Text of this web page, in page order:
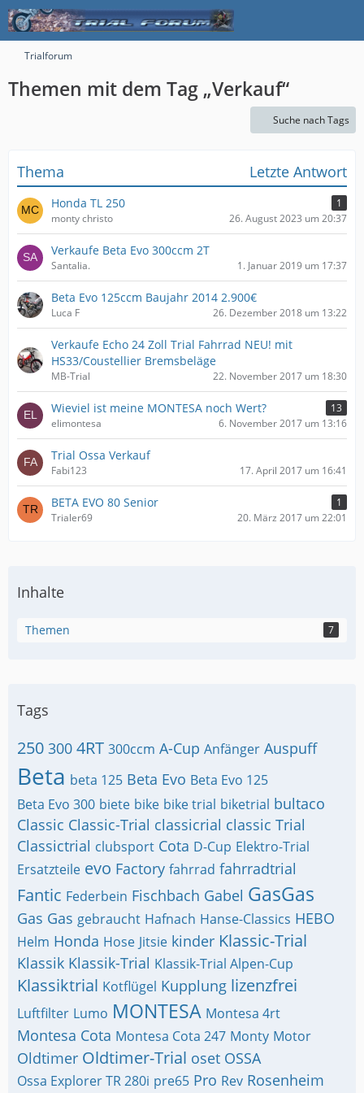
Trialforum
Themen mit dem Tag „Verkauf“
Suche nach Tags
Thema Letzte Antwort
Honda TL 250
1
monty christo
26. August 2023 um 20:37
Verkaufe Beta Evo 300ccm 2T
Santalia. 1. Januar 2019 um 17:37
Beta Evo 125ccm Baujahr 2014 2.900€
Luca F 26. Dezember 2018 um 13:22
Verkaufe Echo 24 Zoll Trial Fahrrad NEU! mit
HS33/Coustellier Bremsbeläge
MB-Trial 22. November 2017 um 18:30
Wieviel ist meine MONTESA noch Wert?
13
elimontesa
6. November 2017 um 13:16
Trial Ossa Verkauf
Fabi123 17. April 2017 um 16:41
BETA EVO 80 Senior
1
Trialer69
20. März 2017 um 22:01
Inhalte
Themen 7
Tags
250 300 4RT 300ccm A-Cup Anfänger Auspuff
Beta beta 125 Beta Evo Beta Evo 125
Beta Evo 300 biete bike bike trial biketrial bultaco
Classic Classic-Trial classicrial classic Trial
Classictrial clubsport Cota D-Cup Elektro-Trial
Ersatzteile evo Factory fahrrad fahrradtrial
Fantic Federbein Fischbach Gabel GasGas
Gas Gas gebraucht Hafnach Hanse-Classics HEBO
Helm Honda Hose Jitsie kinder Klassic-Trial
Klassik Klassik-Trial Klassik-Trial Alpen-Cup
Klassiktrial Kotflügel Kupplung lizenzfrei
Luftfilter Lumo MONTESA Montesa 4rt
Montesa Cota Montesa Cota 247 Monty Motor
Oldtimer Oldtimer-Trial oset OSSA
Ossa Explorer TR 280i pre65 Pro Rev Rosenheim